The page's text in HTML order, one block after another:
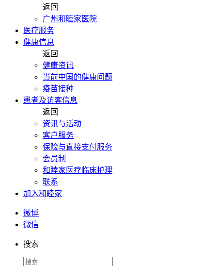
返回
广州和睦家医院
医疗服务
健康信息
返回
健康资讯
当前中国的健康问题
疫苗接种
患者及访客信息
返回
资讯与活动
客户服务
保险与直接支付服务
会员制
和睦家医疗临床护理
联系
加入和睦家
微博
微信
搜索